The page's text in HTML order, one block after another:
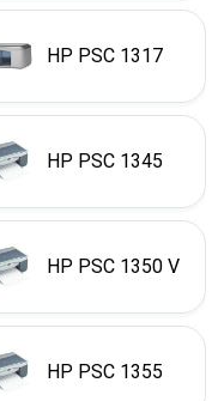
HP PSC 1317
HP PSC 1345
HP PSC 1350 V
HP PSC 1355